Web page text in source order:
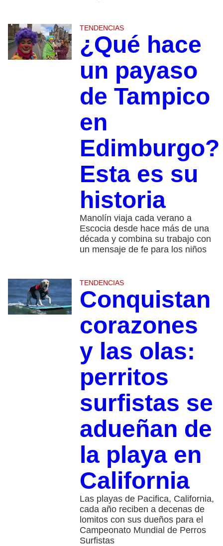
TENDENCIAS
¿Qué hace
un payaso
de Tampico
en
Edimburgo?
Esta es su
historia
Manolín viaja cada verano a
Escocia desde hace más de una
década y combina su trabajo con
un mensaje de fe para los niños
TENDENCIAS
Conquistan
corazones
y las olas:
perritos
surfistas se
adueñan de
la playa en
California
Las playas de Pacifica, California,
cada año reciben a decenas de
lomitos con sus dueños para el
Campeonato Mundial de Perros
Surfistas